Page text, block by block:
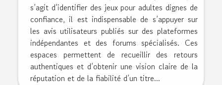
s’agit d’identifier des jeux pour adultes dignes de
confiance, il est indispensable de s’appuyer sur
les avis utilisateurs publiés sur des plateformes
indépendantes et des forums spécialisés. Ces
espaces permettent de recueillir des retours
authentiques et d’obtenir une vision claire de la
réputation et de la fiabilité d’un titre...